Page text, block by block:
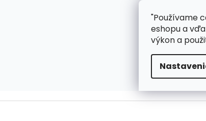
"Používame
eshopu a
výkon a
ZÁKAZNÍCKA